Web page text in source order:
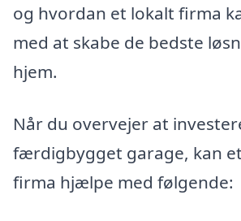
og hvordan et lokalt firma
med at skabe de bedste
hjem.
Når du overvejer at
færdigbygget garage, kan
firma hjælpe med følgende: